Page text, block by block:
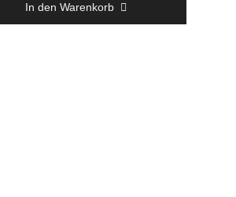
In den Warenkorb